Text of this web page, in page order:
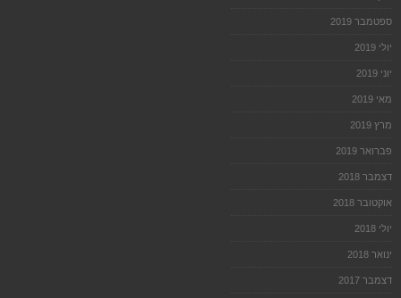
ספטמבר 2019
יולי 2019
יוני 2019
מאי 2019
מרץ 2019
פברואר 2019
דצמבר 2018
אוקטובר 2018
יולי 2018
ינואר 2018
דצמבר 2017